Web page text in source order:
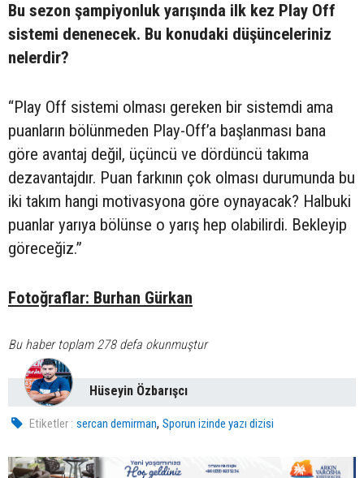
Bu sezon şampiyonluk yarışında ilk kez Play Off
sistemi denenecek. Bu konudaki düşünceleriniz
nelerdir?
“Play Off sistemi olması gereken bir sistemdi ama
puanların bölünmeden Play-Off’a başlanması bana
göre avantaj değil, üçüncü ve dördüncü takıma
dezavantajdır. Puan farkının çok olması durumunda bu
iki takım hangi motivasyona göre oynayacak? Halbuki
puanlar yarıya bölünse o yarış hep olabilirdi. Bekleyip
göreceğiz.”
Fotoğraflar: Burhan Gürkan
Bu haber toplam 278 defa okunmuştur
Hüseyin Özbarışcı
Etiketler : sercan demirman,Sporun izinde yazı dizisi